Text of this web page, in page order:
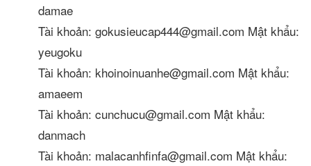
damae
Tài khoản: gokusieucap444@gmail.com Mật khẩu:
yeugoku
Tài khoản: khoinoinuanhe@gmail.com Mật khẩu:
amaeem
Tài khoản: cunchucu@gmail.com Mật khẩu:
danmach
Tài khoản: malacanhfinfa@gmail.com Mật khẩu: